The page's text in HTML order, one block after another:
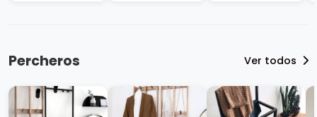
Percheros Ver todos